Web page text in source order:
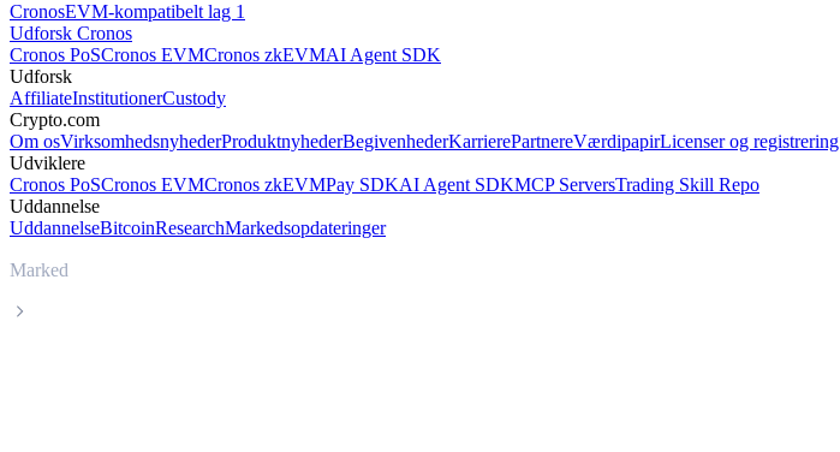
CronosEVM-kompatibelt lag 1
Udforsk Cronos
Cronos PoSCronos EVMCronos zkEVMAI Agent SDK
Udforsk
AffiliateInstitutionerCustody
Crypto.com
Om osVirksomhedsnyhederProduktnyhederBegivenhederKarrierePartnereVærdipapirLicenser og registrering
Udviklere
Cronos PoSCronos EVMCronos zkEVMPay SDKAI Agent SDKMCP ServersTrading Skill Repo
Uddannelse
UddannelseBitcoinResearchMarkedsopdateringer
Marked